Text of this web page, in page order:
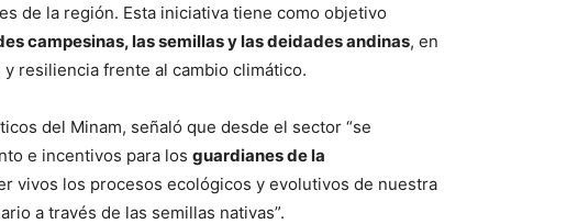
de la región. Esta iniciativa tiene como objetivo
campesinas, las semillas y las deidades andinas, en
resiliencia frente al cambio climático.
del Minam, señaló que desde el sector “se
e incentivos para los guardianes de la
vivos los procesos ecológicos y evolutivos de nuestra
a través de las semillas nativas”.